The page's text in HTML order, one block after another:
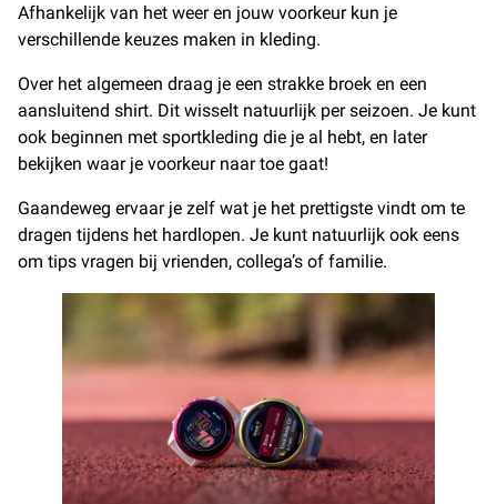
Afhankelijk van het weer en jouw voorkeur kun je
verschillende keuzes maken in kleding.
Over het algemeen draag je een strakke broek en een
aansluitend shirt. Dit wisselt natuurlijk per seizoen. Je kunt
ook beginnen met sportkleding die je al hebt, en later
bekijken waar je voorkeur naar toe gaat!
Gaandeweg ervaar je zelf wat je het prettigste vindt om te
dragen tijdens het hardlopen. Je kunt natuurlijk ook eens
om tips vragen bij vrienden, collega’s of familie.